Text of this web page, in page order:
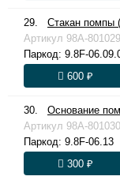
29.
Стакан помпы
Артикул 98A-801029
Паркод: 9.8F-
600 ₽
30.
Основание
Артикул 98A-801030
Паркод: 9.8F-06.13
300 ₽